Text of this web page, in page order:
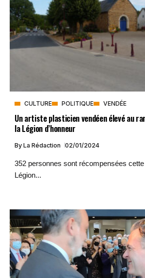
CULTURE POLITIQUE VENDÉE
Un artiste plasticien vendéen élevé au
la Légion d’honneur
By La Rédaction 02/01/2024
352 personnes sont récompensées
Légion...